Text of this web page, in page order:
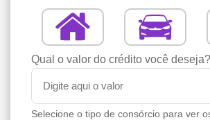
Qual o valor do crédito você deseja?
Selecione o tipo de consórcio para ver